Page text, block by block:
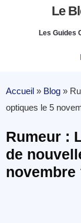
Le
Les Guides
Accueil » Blog »
optiques le 5
Rumeur :
de
novembre